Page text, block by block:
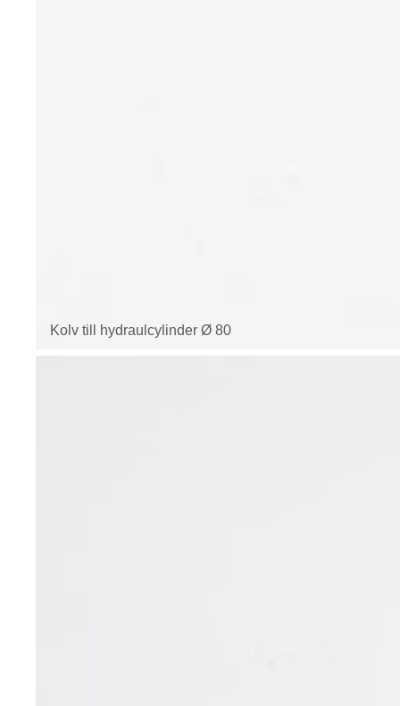
Kolv till hydraulcylinder Ø 80